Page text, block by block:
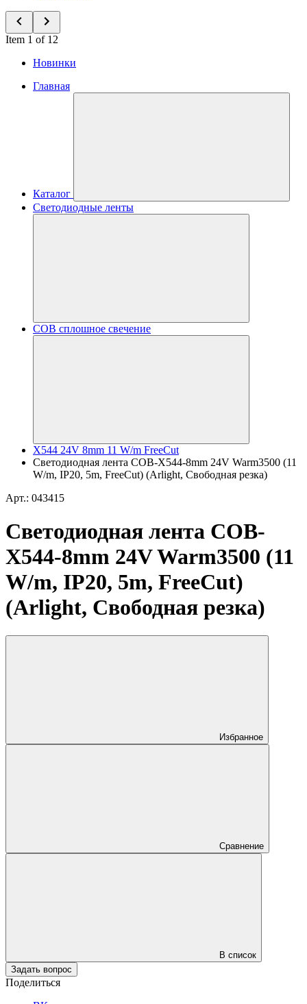
Item 1 of 12
Новинки
Главная
Каталог
Светодиодные ленты
COB сплошное свечение
X544 24V 8mm 11 W/m FreeCut
Светодиодная лента COB-X544-8mm 24V Warm3500 (11
W/m, IP20, 5m, FreeCut) (Arlight, Свободная резка)
Арт.: 043415
Светодиодная лента COB-
X544-8mm 24V Warm3500 (11
W/m, IP20, 5m, FreeCut)
(Arlight, Свободная резка)
Избранное
Сравнение
В список
Задать вопрос
Поделиться